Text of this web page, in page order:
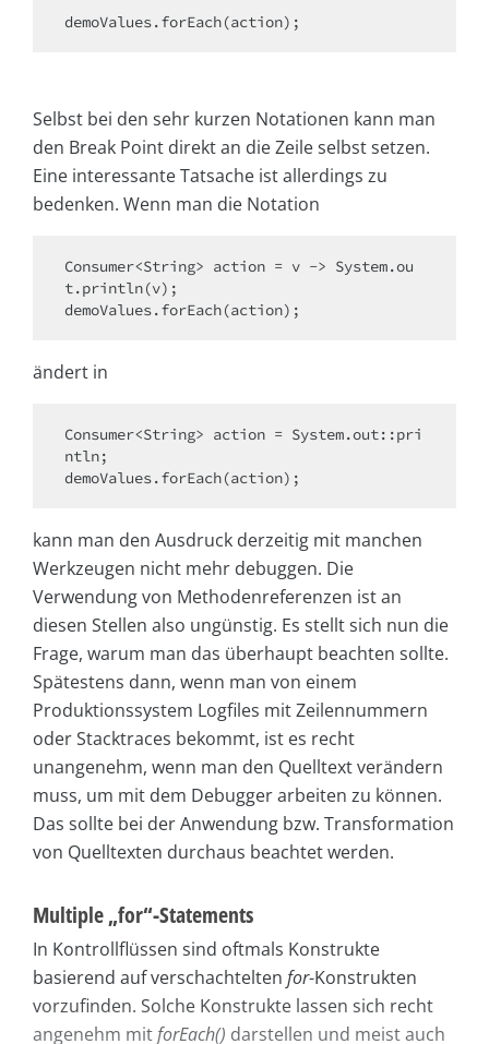
demoValues.forEach(action);
Selbst bei den sehr kurzen Notationen kann man
den Break Point direkt an die Zeile selbst setzen.
Eine interessante Tatsache ist allerdings zu
bedenken. Wenn man die Notation
Consumer<String> action = v -> System.ou
t.println(v);
demoValues.forEach(action);
ändert in
Consumer<String> action = System.out::pri
ntln;
demoValues.forEach(action);
kann man den Ausdruck derzeitig mit manchen
Werkzeugen nicht mehr debuggen. Die
Verwendung von Methodenreferenzen ist an
diesen Stellen also ungünstig. Es stellt sich nun die
Frage, warum man das überhaupt beachten sollte.
Spätestens dann, wenn man von einem
Produktionssystem Logfiles mit Zeilennummern
oder Stacktraces bekommt, ist es recht
unangenehm, wenn man den Quelltext verändern
muss, um mit dem Debugger arbeiten zu können.
Das sollte bei der Anwendung bzw. Transformation
von Quelltexten durchaus beachtet werden.
Multiple „for“-Statements
In Kontrollflüssen sind oftmals Konstrukte
basierend auf verschachtelten for-Konstrukten
vorzufinden. Solche Konstrukte lassen sich recht
angenehm mitforEach() darstellen und meist auch